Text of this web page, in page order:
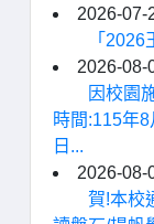
2026-07-
「
2026-08-
因校園
時間:115年
日...
2026-08-
賀!本校